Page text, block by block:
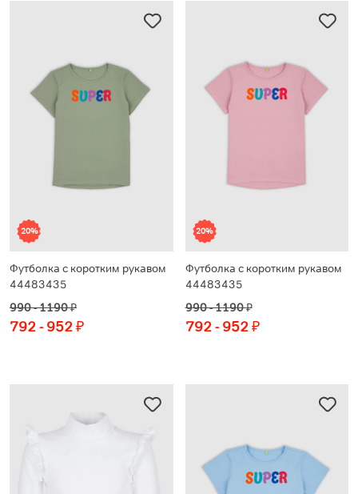
20%
Футболка с коротким рукавом
44483435
990 - 1190₽
792 - 952₽
20%
Футболка с коротким рукавом
44483435
990 - 1190₽
792 - 952₽